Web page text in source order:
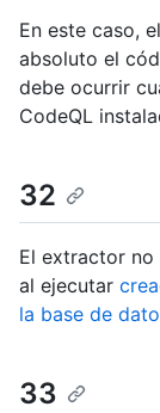
En este caso,
absoluto el
debe ocurrir
CodeQL
32
El extractor
al ejecutar
la base de
33